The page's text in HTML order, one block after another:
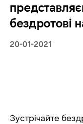
бездротові
20-01-2021
Зустрічайте